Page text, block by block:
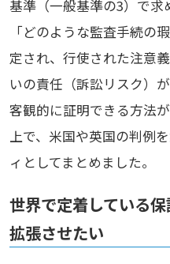
基準（一般基準の3）で求
「どのような監査手続の
定され、行使された注意
いの責任（訴訟リスク）
客観的に証明できる方法
上で、米国や英国の判例
ィとしてまとめました。
世界で定着している
拡張させたい